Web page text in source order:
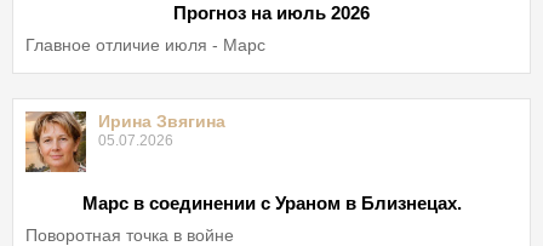
Прогноз на июль 2026
Главное отличие июля - Марс
Ирина Звягина
05.07.2026
Марс в соединении с Ураном в Близнецах.
Поворотная точка в войне